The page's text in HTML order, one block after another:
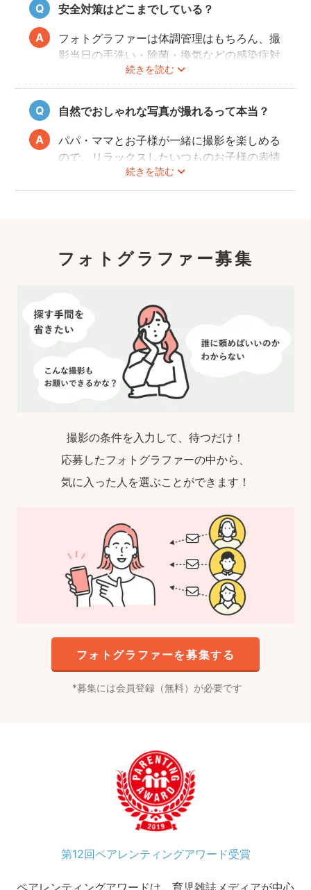
ンが全国に多数在籍。
またどのカメラマンでも指名料は一切ござい
ません。分かりやすい料金体系も人気のポイ
安全対策はどこまでしている？
続きを読む
フォトグラファーは体調管理はもちろん、撮
影当日の手洗い・除菌・換気などの感染症対
策や、熱中症予防に努めます。
また、撮影中はご家族のペースに合わせなが
ら、周囲や足元に危険なものがないか注意を
呼び掛けながら進行しますのでご安心くださ
い。
自然でおしゃれな写真が撮れるって本当？
続きを読む
パパ・ママとお子様が一緒に撮影を楽しめる
ので、リラックスしたいつものお子様の表情
を撮影できます。
こども・家族撮影に長けたプロカメラマンの
フォトグラファー募集
撮影の条件を入力して、待つだけ！
応募したフォトグラファーの中から、
気に入った人を選ぶことができます！
フォトグラファーを募集する
募集には会員登録（無料）が必要です
第12回ペアレンティングアワード受賞